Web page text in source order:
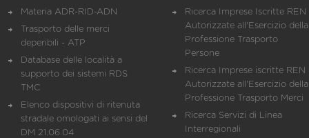
Materia ADR-RID-ADN
Trasporto delle merci
deperibili - ATP
Database delle località a
supporto dei sistemi RDS
TMC
Elenco dispositivi di ritenuta
stradale omologati ai sensi del
DM 21.06.04
Ricerca Imprese Iscritte REN
Autorizzate all'Esercizio della
Professione Trasporto
Persone
Ricerca Imprese iscritte REN
Autorizzate all'Esercizio della
Professione Trasporto Merci
Ricerca Servizi di Linea
Interregionali